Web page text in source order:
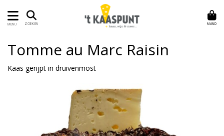
MENU ZOEKEN MAND
Tomme au Marc Raisin
Kaas gerijpt in druivenmost